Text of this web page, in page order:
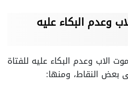
وعدم البكاء عليه
الاب وعدم البكاء عليه للفتاة
بعض النقاط، ومنها: